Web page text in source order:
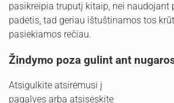
pasikreipia truputį kitaip, nei naudojant
padėtis, tad geriau ištuštinamos tos
pasiekiamos rečiau.
Žindymo poza gulint ant
Atsigulkite atsirėmusi į
pagalves arba atsisėskite